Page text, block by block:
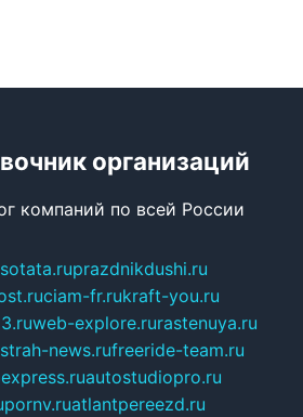
организаций
компаний по всей России
prazdnikdushi.ru
ciam-fr.rukraft-you.ru
web-explore.rurastenuya.ru
strah-news.rufreeride-team.ru
autostudiopro.ru
pornv.ruatlantpereezd.ru